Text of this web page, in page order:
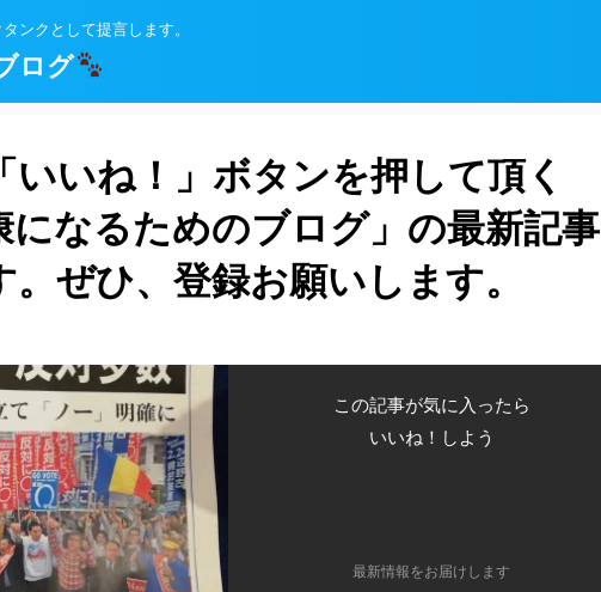
ンクとして提言します。
ログ
いいね！」ボタンを押して頂く
になるためのブログ」の最新記事
ぜひ、登録お願いします。
この記事が気に入ったら
いいね！しよう
最新情報をお届けします